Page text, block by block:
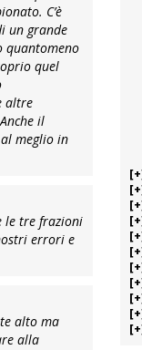
C’è
un grande
quantomeno
quel
altre
il
meglio in
le tre frazioni
errori e
alto ma
alla